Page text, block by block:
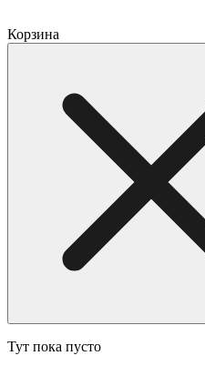
Корзина
Тут пока пусто